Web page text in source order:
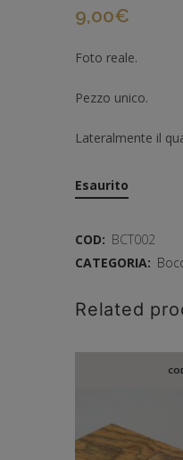
9,00€
Foto reale.
Pezzo unico.
Lateralmente il
Esaurito
COD: BCT002
CATEGORIA:
Related